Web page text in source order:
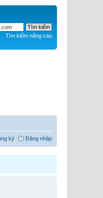
Tìm kiếm nâng cao
ký Đăng nhập